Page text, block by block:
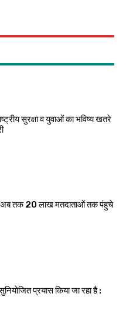
सुरक्षा व युवाओं का भविष्य खतरे
तक 20 लाख मतदाताओं तक पंहुचे
प्रयास किया जा रहा है :